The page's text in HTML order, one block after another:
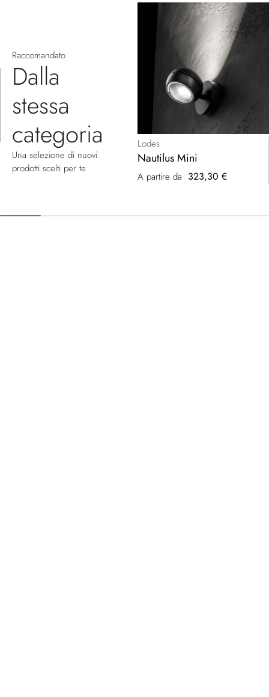
Raccomandato
Dalla
stessa
categoria
Una selezione di nuovi
prodotti scelti per te
Lodes
Nautilus Mini
A partire da 323,30 €